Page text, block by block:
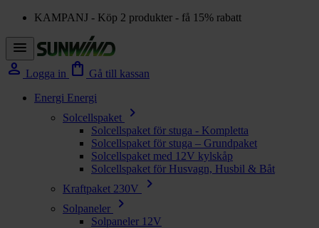
KAMPANJ - Köp 2 produkter - få 15% rabatt
menu
person Logga in shopping_bag Gå till kassan
Energi Energi
Solcellspaket
chevron_right
Solcellspaket för stuga - Kompletta
Solcellspaket för stuga – Grundpaket
Solcellspaket med 12V kylskåp
Solcellspaket för Husvagn, Husbil & Båt
Kraftpaket 230V
chevron_right
Solpaneler chevron_right
Solpaneler 12V